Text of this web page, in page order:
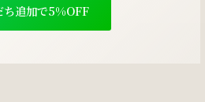
ち追加で5%OFF